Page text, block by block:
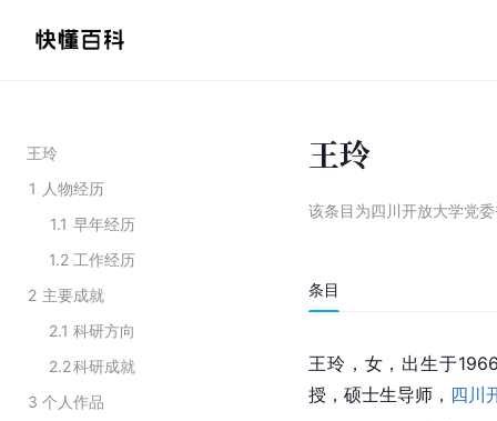
王玲
1 人物经历
1.1 早年经历
1.2 工作经历
2 主要成就
2.1 科研方向
2.2科研成就
3 个人作品
王玲
该条目为四川开放大学党
条目
王玲，女，出生于
授，硕士生导师， 四川